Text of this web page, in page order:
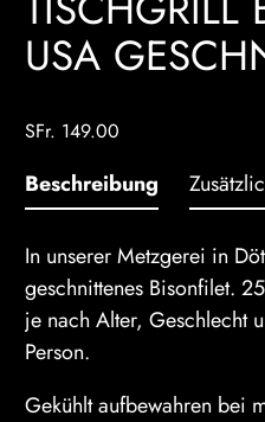
USA
SFr. 149.00
Beschreibung
In unserer Metzgerei in
geschnittenes Bisonfilet.
je nach Alter, Geschlecht
Person.
Gekühlt aufbewahren bei